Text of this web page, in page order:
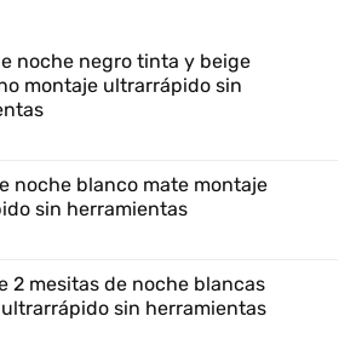
noche negro tinta y beige
montaje ultrarrápido sin
noche blanco mate montaje
sin herramientas
2 mesitas de noche blancas
sin herramientas